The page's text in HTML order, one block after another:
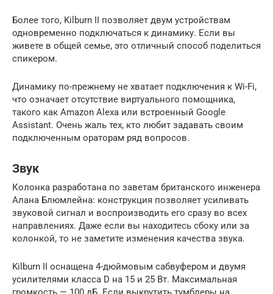
Более того, Kilburn II позволяет двум устройствам
одновременно подключаться к динамику. Если вы
живете в общей семье, это отличный способ поделиться
спикером.
Динамику по-прежнему не хватает подключения к Wi-Fi,
что означает отсутствие виртуального помощника,
такого как Amazon Alexa или встроенный Google
Assistant. Очень жаль тех, кто любит задавать своим
подключенным ораторам ряд вопросов.
Звук
Колонка разработана по заветам британского инженера
Алана Блюмлейна: конструкция позволяет усиливать
звуковой сигнал и воспроизводить его сразу во всех
направлениях. Даже если вы находитесь сбоку или за
колонкой, то не заметите изменения качества звука.
Kilburn II оснащена 4-дюймовым сабвуфером и двумя
усилителями класса D на 15 и 25 Вт. Максимальная